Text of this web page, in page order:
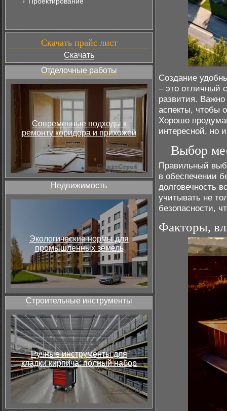
Скачать прайс лист
Скачать
Отделочные работы
Современные подходы к
ремонту коридора и прихожей
Недвижимость
Экологические нормы для
промышленных земель
Строительные инструменты
Ручные инструменты для
кладки кирпича: полный набор
Создание
– это отличный
развития.
аспекты, чтобы
Хорошо
интересной, но
Выбор
Правильный
в обеспечении
долговечность
учитывать не
безопасности,
Факторы,